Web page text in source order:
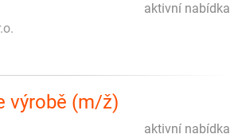
aktivní nabídka
výrobě (m/ž)
aktivní nabídka